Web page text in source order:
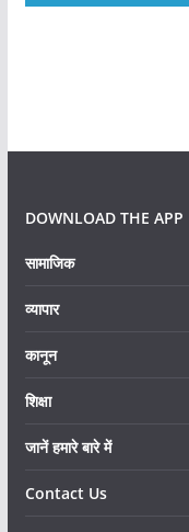
DOWNLOAD THE APP
सामाजिक
व्यापार
कानून
शिक्षा
जानें हमारे बारे में
Contact Us